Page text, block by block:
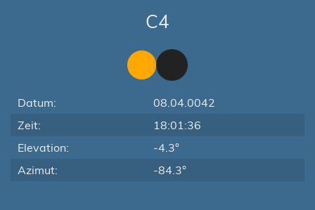
C4
Datum:
08.04.0042
Zeit:
18:01:36
Elevation:
-4.3°
Azimut:
-84.3°